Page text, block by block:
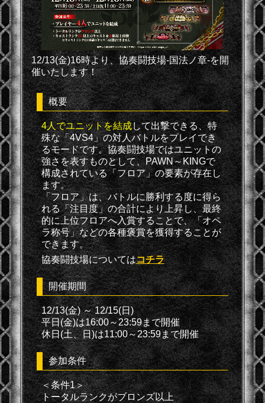
12/13(金)16時より、協奏闘技場-国法ノ章-を開
催いたします！
概要
4人でユニットを結成して出撃できる、特
殊な「4VS4」の対人バトルをプレイでき
るモードです。協奏闘技場ではユニットの
強さを表すものとして、PAWN～KINGで
構成されている「フロア」の要素が存在し
ます。
「フロア」は、バトルに勝利する度に得ら
れる「注目度」の合計により上昇し、最終
的に上位フロアへ入賞することで、「オペ
ラ称号」などの各種褒賞を獲得することが
できます。
協奏闘技場についてはコチラ
開催期間
12/13(金) ～ 12/15(日)
平日(金)は16:00～23:59まで開催
休日(土、日)は11:00～23:59まで開催
参加条件
＜条件1＞
トータルランクがブロンズ以上